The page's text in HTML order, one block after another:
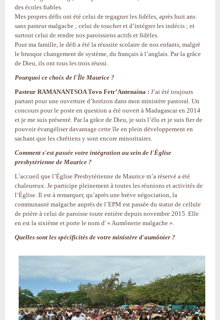
des écoles fiables.
Mes propres défis ont été celui de regagner les fidèles, après huit ans
sans pasteur malgache ; celui de toucher et d’intégrer les indécis ; et
surtout celui de rendre nos paroissiens actifs et fidèles.
Pour ma famille, le défi a été la réussite scolaire de nos enfants, malgré
le brusque changement de système, du français à l’anglais. Par la grâce
de Dieu, ils ont tous les trois réussi.
Pourquoi ce choix de l'Île Maurice ?
Pasteur RAMANANTSOA Tovo Fetr’Antenaina : J’ai été toujours
partant pour une ouverture d’horizon dans mon ministère pastoral. Un
concours pour le poste en question a été ouvert à Madagascar en 2014
et je me suis présenté. Par la grâce de Dieu, je suis l’élu et je suis fier de
pouvoir évangéliser davantage cette île en plein développement en
sachant que les chrétiens y sont encore minoritaires.
Comment s'est passée votre intégration au sein de l'Église
presbytérienne de Maurice ?
L’accueil que l’Église Presbytérienne de Maurice m’a réservé a été
chaleureux. Je participe pleinement à toutes les réunions et activités de
l’Église. Il est à remarquer, qu’après une brève négociation, la
communauté malgache auprès de l’EPM est passée du statut de cellule
de prière à celui de paroisse toute entière depuis novembre 2015. Elle
en est la sixième et porte le nom d' « Aumônerie malgache ».
Quelles sont les spécificités de votre ministère d'aumônier ?